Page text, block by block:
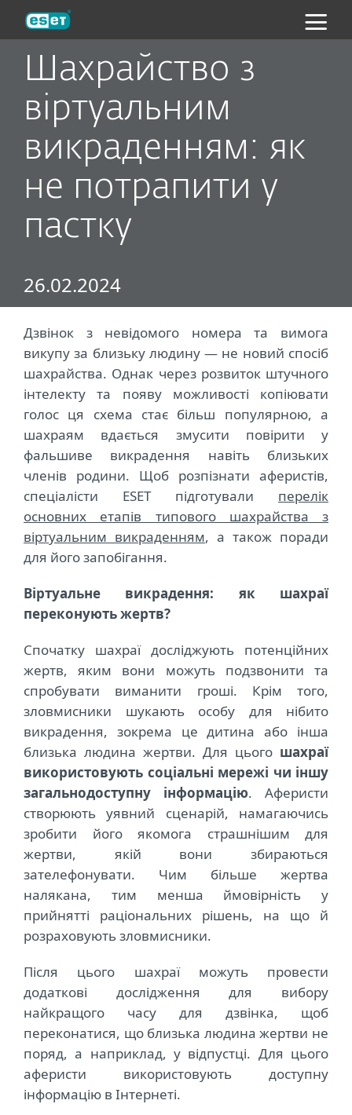
Шахрайство з
віртуальним
викраденням: як
не потрапити у
пастку
26.02.2024
Дзвінок з невідомого номера та вимога
викупу за близьку людину ― не новий спосіб
шахрайства. Однак через розвиток штучного
інтелекту та появу можливості копіювати
голос ця схема стає більш популярною, а
шахраям вдається змусити повірити у
фальшиве викрадення навіть близьких
членів родини. Щоб розпізнати аферистів,
спеціалісти ESETпідготували перелік
основних етапів типового шахрайства з
віртуальним викраденням, а також поради
для його запобігання.
Віртуальне викрадення: як шахраї
переконують жертв?
Спочатку шахраї досліджують потенційних
жертв, яким вони можуть подзвонити та
спробувати виманити гроші. Крім того,
зловмисники шукають особу для нібито
викрадення, зокрема це дитина або інша
близька людина жертви. Для цього шахраї
використовують соціальні мережі чи іншу
загальнодоступну інформацію. Аферисти
створюють уявний сценарій, намагаючись
зробити його якомога страшнішим для
жертви, якій вони збираються
зателефонувати. Чим більше жертва
налякана, тим менша ймовірність у
прийнятті раціональних рішень, на що й
розраховують зловмисники.
Після цього шахраї можуть провести
додаткові дослідження для вибору
найкращого часу для дзвінка, щоб
переконатися, що близька людина жертви не
поряд, а наприклад, у відпустці. Для цього
аферисти використовують доступну
інформацію в Інтернеті.
ESET